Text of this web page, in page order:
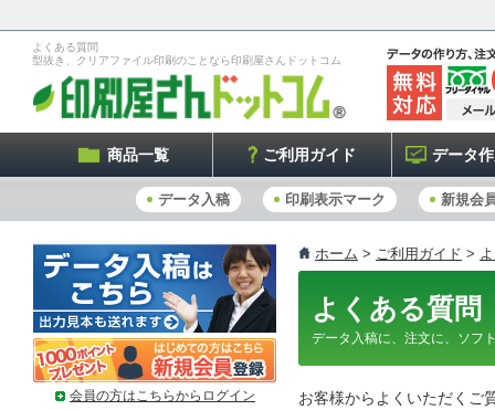
よくある質問
型抜き、クリアファイル印刷のことなら印刷屋さんドットコム
商品一覧 ご利用ガイド データ
データ入稿 印刷表示マーク 新規会
ホーム > ご利用ガイド >
よくある質問
データ入稿に、注文に、ソフ
お客様からよくいただくご
会員の方はこちらからログイン